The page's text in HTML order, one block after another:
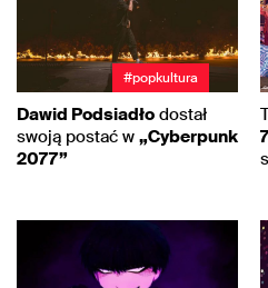
#popkultura
Dawid Podsiadło dostał
swoją postać w „Cyberpunk
2077”